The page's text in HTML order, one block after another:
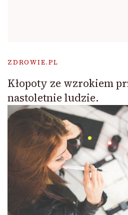
ZDROWIE.PL
Kłopoty ze wzrokiem
nastoletnie ludzie.